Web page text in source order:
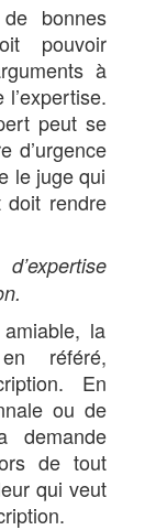
bonnes
pouvoir
à
peut se
d’urgence
le juge qui
doit rendre
la
référé,
En
ou de
demande
de tout
qui veut